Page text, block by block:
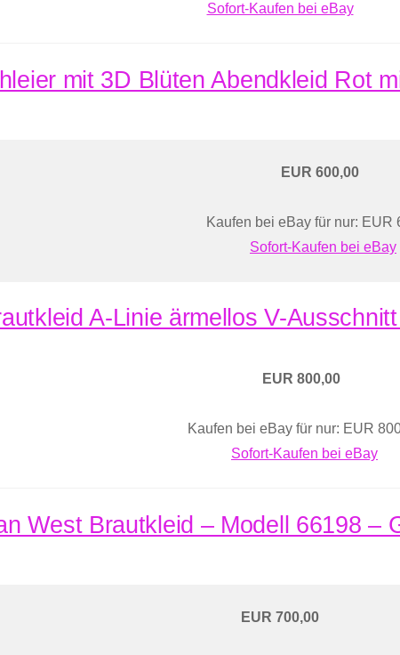
Sofort-Kaufen bei eBay
mit 3D Blüten Abendkleid Rot
EUR 600,00
Kaufen bei eBay für nur: EUR
Sofort-Kaufen bei eBay
A-Linie ärmellos V-Ausschnitt
EUR 800,00
Kaufen bei eBay für nur: EUR
Sofort-Kaufen bei eBay
West Brautkleid – Modell 66198 –
EUR 700,00